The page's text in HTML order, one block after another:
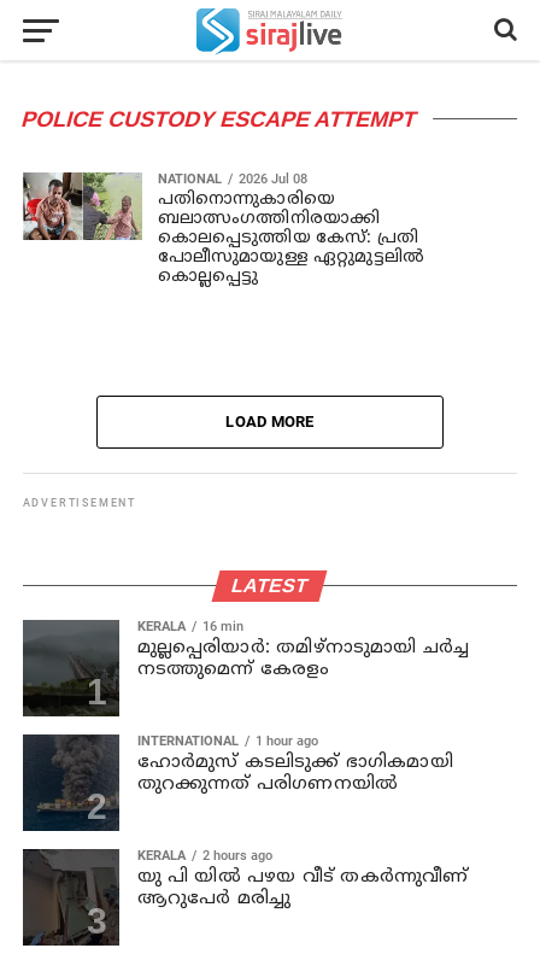
POLICE CUSTODY ESCAPE ATTEMPT
NATIONAL 2026 Jul 08
പതിനൊന്നുകാരിയെ
ബലാത്സംഗത്തിനിരയാക്കി
കൊലപ്പെടുത്തിയ കേസ്: പ്രതി
പോലീസുമായുള്ള ഏറ്റുമുട്ടലില്‍
കൊല്ലപ്പെട്ടു
LOAD MORE
ADVERTISEMENT
LATEST
KERALA 16 min
മുല്ലപ്പെരിയാര്‍: തമിഴ്‌നാടുമായി ചര്‍ച്ച
നടത്തുമെന്ന് കേരളം
INTERNATIONAL 1 hour ago
ഹോര്‍മുസ് കടലിടുക്ക് ഭാഗികമായി
തുറക്കുന്നത് പരിഗണനയില്‍
KERALA 2 hours ago
യു പി യില്‍ പഴയ വീട് തകര്‍ന്നുവീണ്
ആറുപേര്‍ മരിച്ചു